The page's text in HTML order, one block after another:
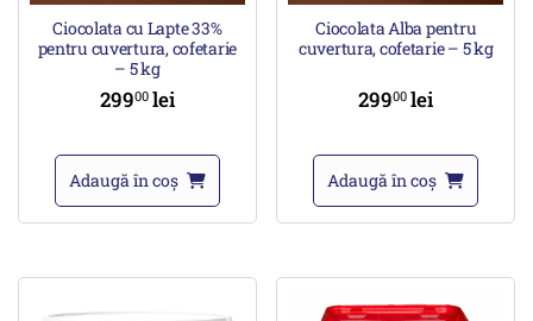
Ciocolata cu Lapte 33%
pentru cuvertura, cofetarie
– 5 kg
29900 lei
Adaugă în coș
Ciocolata Alba pentru
cuvertura, cofetarie – 5 kg
29900lei
Adaugă în coș